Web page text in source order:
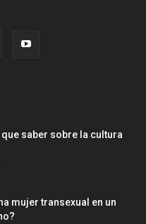
saber sobre la cultura
mujer transexual en un